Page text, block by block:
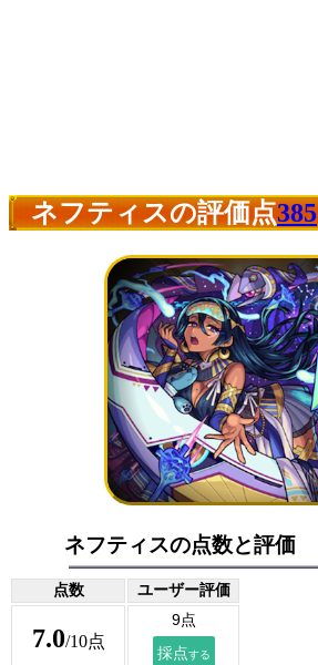
ネフティスの評価点385
ネフティスの点数と評価
点数 ユーザー評価
7.0/10点